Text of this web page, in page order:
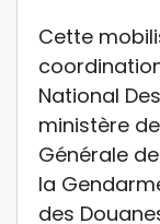
Cette
National
ministère
Générale
la
des